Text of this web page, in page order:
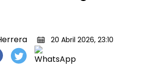
20 Abril 2026, 23:10